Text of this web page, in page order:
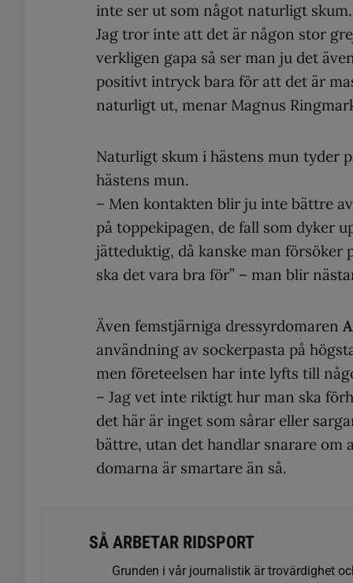
inte ser ut som något naturligt
Jag tror inte att det är någon stor
verkligen gapa så ser man ju det
positivt intryck bara för att det är
naturligt ut, menar Magnus
Naturligt skum i hästens mun tyder
hästens mun.
– Men kontakten blir ju inte bättre
på toppekipagen, de fall som dyker
jätteduktig, då kanske man försöker
ska det vara bra för” – man blir
Även femstjärniga dressyrdomaren
användning av sockerpasta på
men företeelsen har inte lyfts till
– Jag vet inte riktigt hur man ska
det här är inget som sårar eller
bättre, utan det handlar snarare om
domarna är smartare än så.
SÅ ARBETAR RIDSPORT
Grunden i vår journalistik är trovärdighet